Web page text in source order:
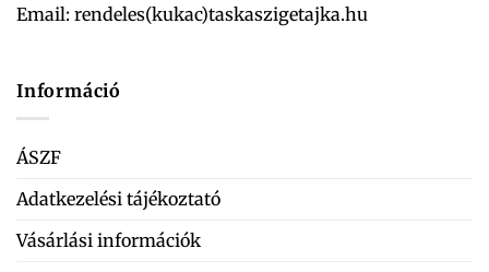
Email: rendeles(kukac)taskaszigetajka.hu
Információ
ÁSZF
Adatkezelési tájékoztató
Vásárlási információk